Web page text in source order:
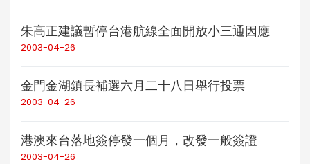
朱高正建議暫停台港航線全面開放小三通因應
2003-04-26
金門金湖鎮長補選六月二十八日舉行投票
2003-04-26
港澳來台落地簽停發一個月，改發一般簽證
2003-04-26